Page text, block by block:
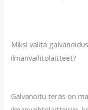
Miksi valita
ilmanvaihtolaitteet?
Galvanoitu teräs on